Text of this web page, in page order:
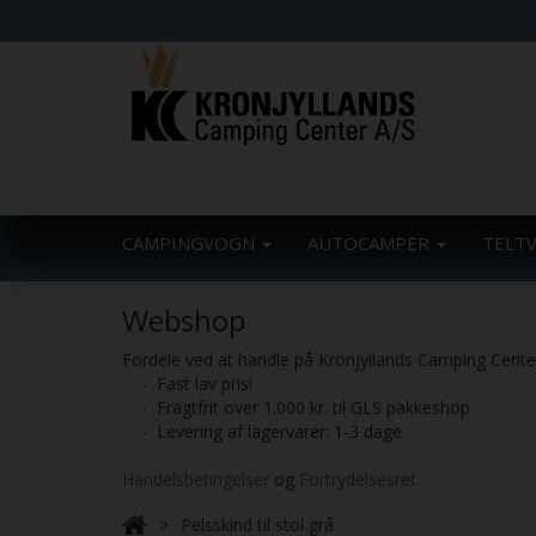
CAMPINGVOGN AUTOCAMPER
Webshop
Fordele ved at handle på Kronjyllands Camping
- Fast lav pris!
- Fragtfrit over 1.000 kr. til GLS pakkeshop
- Levering af lagervarer: 1-3 dage
Handelsbetingelser og Fortrydelsesret
Pelsskind til stol grå